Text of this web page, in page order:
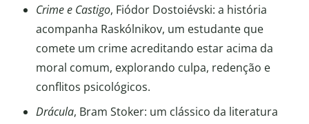
Crime e Castigo, Fiódor Dostoiévski: a história
acompanha Raskólnikov, um estudante que
comete um crime acreditando estar acima da
moral comum, explorando culpa, redenção e
conflitos psicológicos.
Drácula, Bram Stoker: um clássico da literatura